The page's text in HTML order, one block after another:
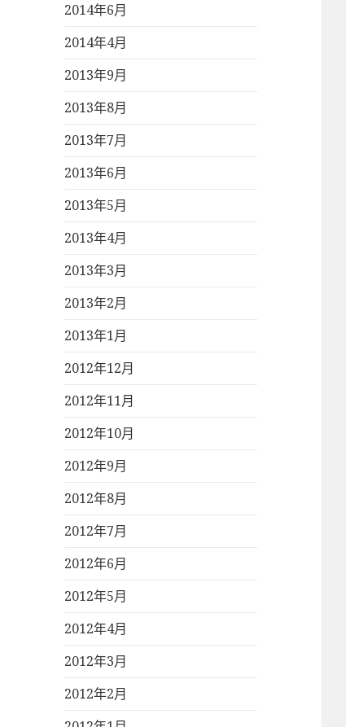
2014年6月
2014年4月
2013年9月
2013年8月
2013年7月
2013年6月
2013年5月
2013年4月
2013年3月
2013年2月
2013年1月
2012年12月
2012年11月
2012年10月
2012年9月
2012年8月
2012年7月
2012年6月
2012年5月
2012年4月
2012年3月
2012年2月